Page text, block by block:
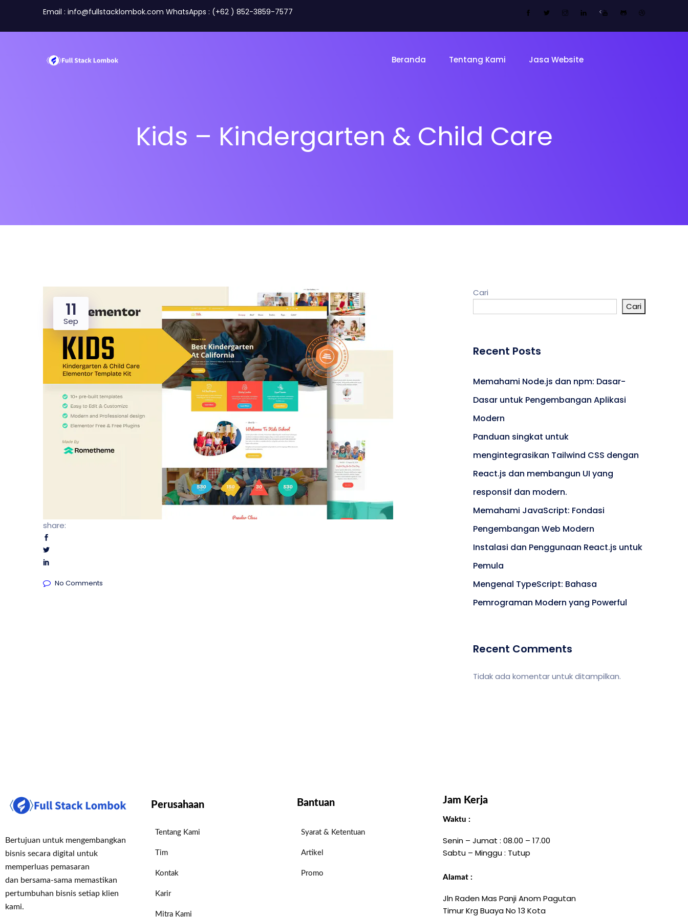
Email : info@fullstacklombok.com WhatsApps : (+62 ) 852-3859-7577 <
Beranda Tentang Kami
Mitra
Jasa Website
Dealer Property Kuliner Umroh Portal Berita
UMKM
Kids – Kindergarten & Child Care
11
Sep
share:
No Comments
Cari
Cari
Recent Posts
Memahami Node.js dan npm: Dasar-
Dasar untuk Pengembangan Aplikasi
Modern
Panduan singkat untuk
mengintegrasikan Tailwind CSS dengan
React.js dan membangun UI yang
responsif dan modern.
Memahami JavaScript: Fondasi
Pengembangan Web Modern
Instalasi dan Penggunaan React.js untuk
Pemula
Mengenal TypeScript: Bahasa
Pemrograman Modern yang Powerful
Recent Comments
Tidak ada komentar untuk ditampilkan.
Bertujuan untuk mengembangkan
bisnis secara digital untuk
memperluas pemasaran
dan bersama-sama memastikan
pertumbuhan bisnis setiap klien
kami.
Perusahaan
Tentang Kami
Tim
Kontak
Karir
Mitra Kami
Bantuan
Syarat & Ketentuan
Artikel
Promo
Jam Kerja
Waktu :
Senin – Jumat : 08.00 – 17.00
Sabtu – Minggu : Tutup
Alamat :
Jln Raden Mas Panji Anom Pagutan
Timur Krg Buaya No 13 Kota